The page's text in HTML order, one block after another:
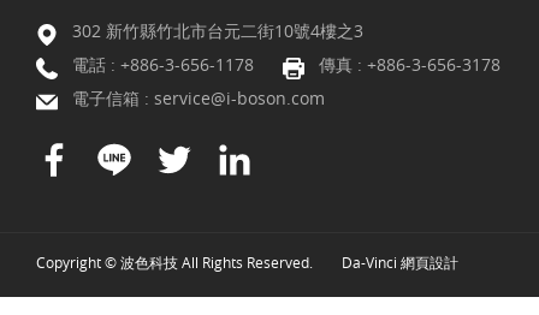
302 新竹縣竹北市台元二街10號4樓之3
電話 : +886-3-656-1178
傳真 : +886-3-656-3178
電子信箱 : service@i-boson.com
Copyright © 波色科技 All Rights Reserved. Da-Vinci 網頁設計